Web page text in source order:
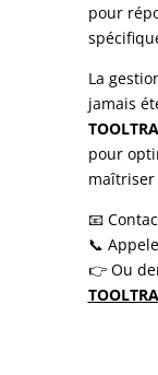
pour
La
jamais
pour
maîtriser
📧
📞
👉 Ou